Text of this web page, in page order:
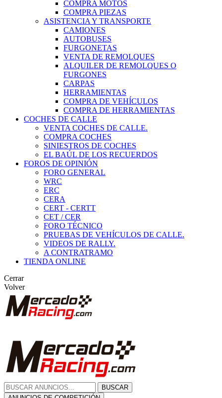
COMPRA MOTOS
COMPRA PIEZAS
ASISTENCIA Y TRANSPORTE
CAMIONES
AUTOBUSES
FURGONETAS
VENTA DE REMOLQUES
ALQUILER DE REMOLQUES O
FURGONES
CARPAS
HERRAMIENTAS
COMPRA DE VEHÍCULOS
COMPRA DE HERRAMIENTAS
COCHES DE CALLE
VENTA COCHES DE CALLE.
COMPRA COCHES
SINIESTROS DE COCHES
EL BAÚL DE LOS RECUERDOS
FOROS DE OPINIÓN
FORO GENERAL
WRC
ERC
CERA
CERT - CERTT
CET / CER
FORO TÉCNICO
PRUEBAS DE VEHÍCULOS DE CALLE.
VIDEOS DE RALLY.
A CONTRATRAMO
TIENDA ONLINE
Cerrar
Volver
BUSCAR
ANUNCIOS DE COMPETICIÓN